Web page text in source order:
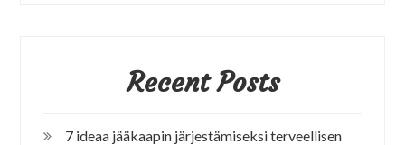
Recent Posts
7 ideaa jääkaapin järjestämiseksi terveellisen